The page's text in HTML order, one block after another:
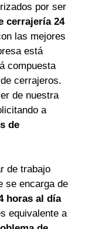
por ser
cerrajería 24
las mejores
está
compuesta
cerrajeros.
de nuestra
a
de
de trabajo
se encarga de
horas al día
equivalente a